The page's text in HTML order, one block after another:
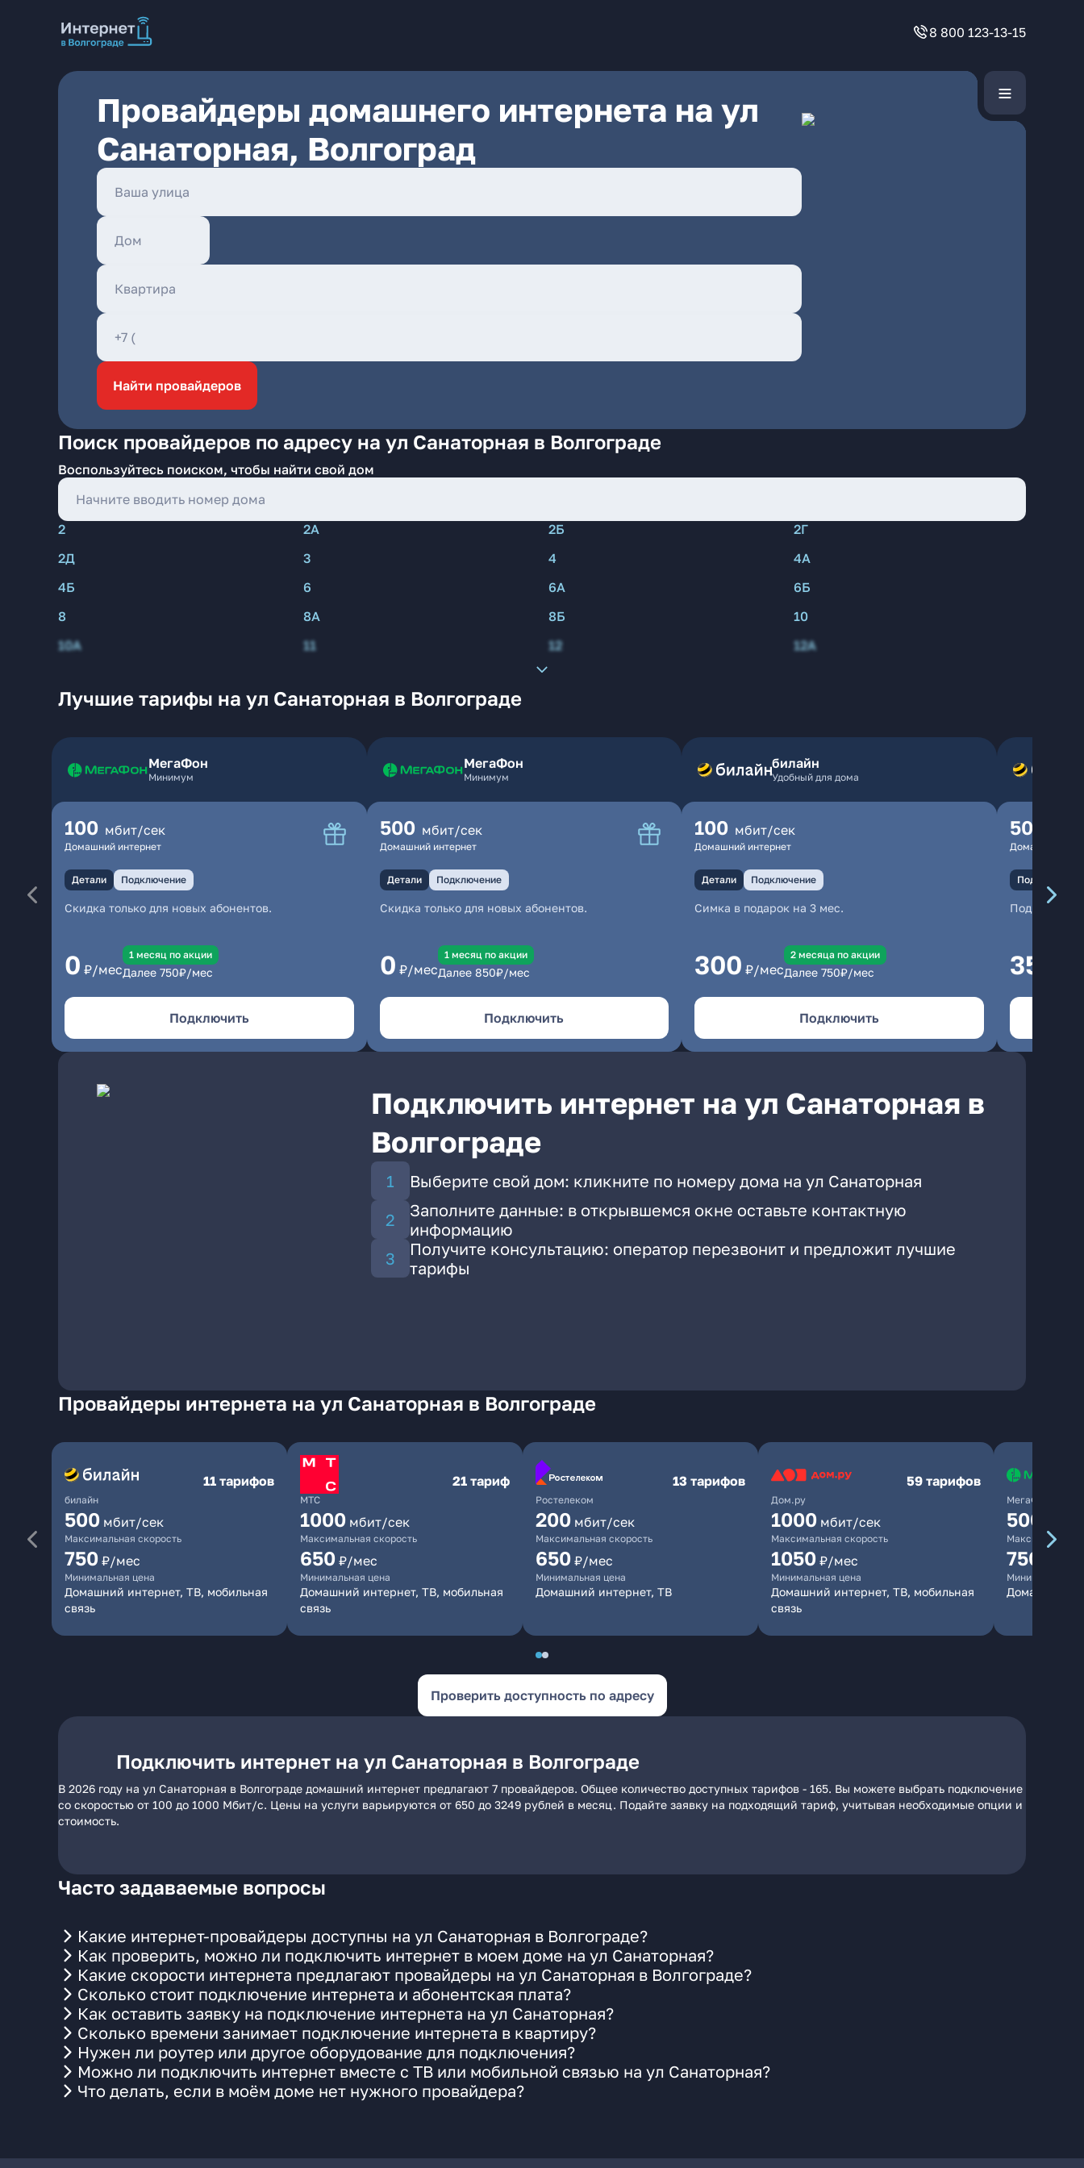
8 800 123-13-15
Провайдеры домашнего интернета на ул
Санаторная, Волгоград
Найти провайдеров
Поиск провайдеров по адресу на ул Санаторная в Волгограде
Воспользуйтесь поиском, чтобы найти свой дом
2 2А 2Б
2Г
2Д
3 4
4А
4Б
6 6А
6Б
8
8А 8Б
10
10А
11 12 12А
Лучшие тарифы на ул Санаторная в Волгограде
МегаФон
Минимум
100 мбит/сек
Домашний интернет
Детали Подключение
Скидка только для новых абонентов.
0 ₽/мес
1 месяц по акции
Далее 750₽/мес
Подключить
МегаФон
Минимум
500 мбит/сек
Домашний интернет
Детали Подключение
Скидка только для новых абонентов.
0 ₽/мес
1 месяц по акции
Далее 850₽/мес
Подключить
билайн
Удобный для дома
100 мбит/сек
Домашний интернет
Детали Подключение
Симка в подарок на 3 мес.
300 ₽/мес
2 месяцa по акции
Далее 750₽/мес
Подключить
500
Домашний
Подключение
350
Подключить интернет на ул Санаторная в
Волгограде
Выберите свой дом: кликните по номеру дома на ул Санаторная
Заполните данные: в открывшемся окне оставьте контактную
информацию
Получите консультацию: оператор перезвонит и предложит лучшие
тарифы
Провайдеры интернета на ул Санаторная в Волгограде
билайн
11 тарифов
500 мбит/сек
Максимальная скорость
750 ₽/мес
Минимальная цена
Домашний интернет, ТВ, мобильная
связь
МТС
21 тариф
1000 мбит/сек
Максимальная скорость
650 ₽/мес
Минимальная цена
Домашний интернет, ТВ, мобильная
связь
Ростелеком
13 тарифов
200 мбит/сек
Максимальная скорость
650 ₽/мес
Минимальная цена
Домашний интернет, ТВ
Дом.ру
59 тарифов
1000 мбит/сек
Максимальная скорость
1050 ₽/мес
Минимальная цена
Домашний интернет, ТВ, мобильная
связь
МегаФон
500
Максимальная
750
Минимальная
Домашний
Проверить доступность по адресу
Подключить интернет на ул Санаторная в Волгограде
В 2026 году на ул Санаторная в Волгограде домашний интернет предлагают 7 провайдеров. Общее количество доступных тарифов - 165. Вы можете выбрать подключение
со скоростью от 100 до 1000 Мбит/с. Цены на услуги варьируются от 650 до 3249 рублей в месяц. Подайте заявку на подходящий тариф, учитывая необходимые опции и
стоимость.
Часто задаваемые вопросы
Какие интернет-провайдеры доступны на ул Санаторная в Волгограде?
Как проверить, можно ли подключить интернет в моем доме на ул Санаторная?
Какие скорости интернета предлагают провайдеры на ул Санаторная в Волгограде?
Сколько стоит подключение интернета и абонентская плата?
Как оставить заявку на подключение интернета на ул Санаторная?
Сколько времени занимает подключение интернета в квартиру?
Нужен ли роутер или другое оборудование для подключения?
Можно ли подключить интернет вместе с ТВ или мобильной связью на ул Санаторная?
Что делать, если в моём доме нет нужного провайдера?